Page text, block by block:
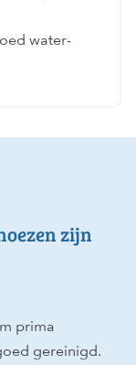
water-
zijn
prima
gereinigd.